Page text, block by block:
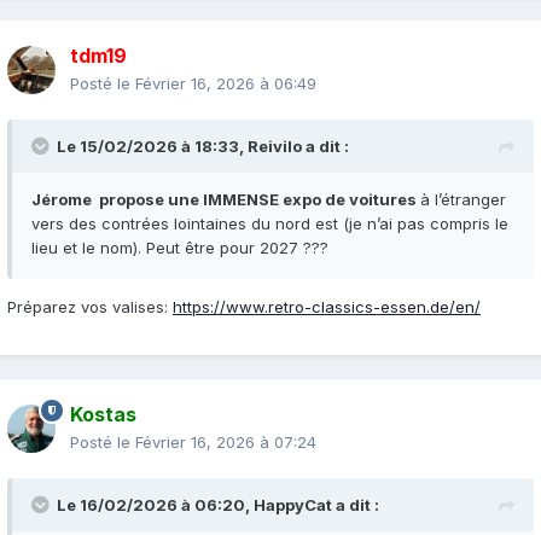
tdm19
Posté le Février 16, 2026 à 06:49
Le 15/02/2026 à 18:33, Reiviloa dit :
Jérome propose une IMMENSE expo de voitures à l’étranger
vers des contrées lointaines du nord est (je n’ai pas compris le
lieu et le nom). Peut être pour 2027 ???
Préparez vos valises: https://www.retro-classics-essen.de/en/
Kostas
Posté le Février 16, 2026 à 07:24
Le 16/02/2026 à 06:20, HappyCata dit :